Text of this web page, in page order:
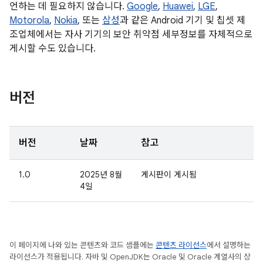
언하는 데 필요하지 않습니다. Google, Huawei, LGE,
Motorola, Nokia, 또는 삼성과 같은 Android 기기 및 칩셋 제
조업체에서는 자사 기기의 보안 취약점 세부정보를 자체적으로
게시할 수도 있습니다.
버전
버전 날짜 참고
1.0
2025년 8월
4일
게시판이 게시됨
이 페이지에 나와 있는 콘텐츠와 코드 샘플에는 콘텐츠 라이선스에서 설명하는
라이선스가 적용됩니다. 자바 및 OpenJDK는 Oracle 및 Oracle 계열사의 상